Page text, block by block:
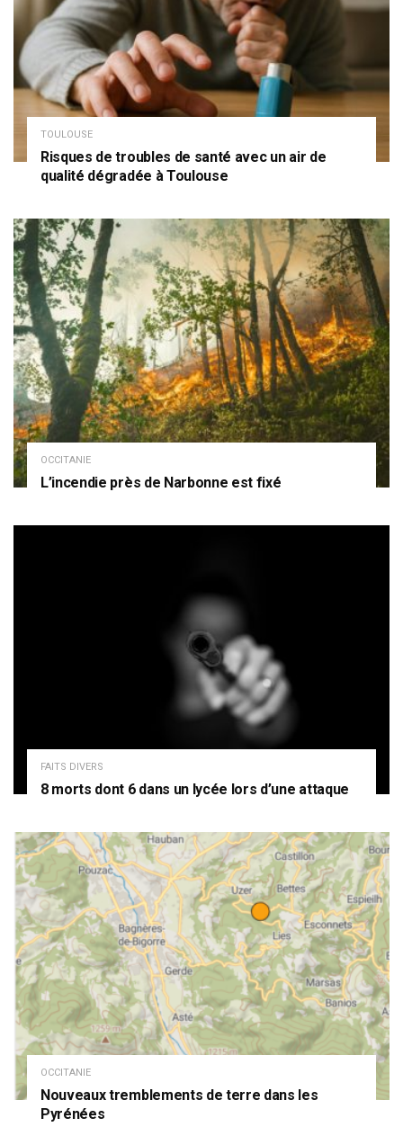
TOULOUSE
Risques de troubles de santé avec un air de
qualité dégradée à Toulouse
OCCITANIE
L’incendie près de Narbonne est fixé
FAITS DIVERS
8 morts dont 6 dans un lycée lors d’une attaque
OCCITANIE
Nouveaux tremblements de terre dans les
Pyrénées